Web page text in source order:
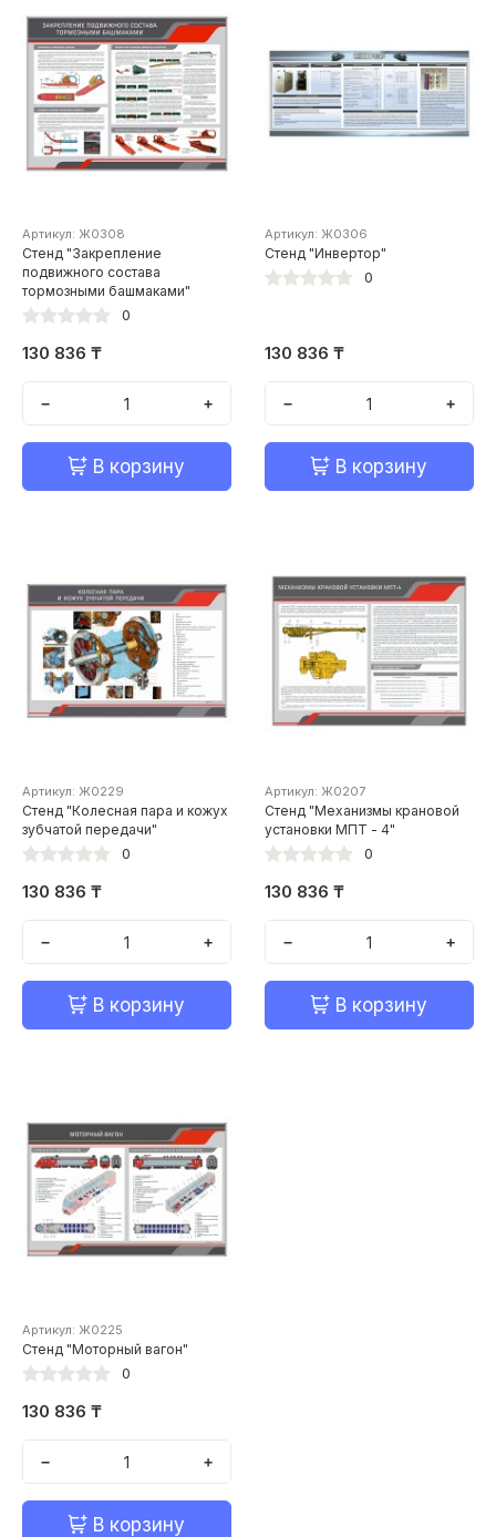
Артикул: Ж0308
Стенд "Закрепление
подвижного состава
тормозными башмаками"
0
130 836 ₸
− +
В корзину
Артикул: Ж0306
Стенд "Инвертор"
0
130 836 ₸
− +
В корзину
Артикул: Ж0229
Стенд "Колесная пара и кожух
зубчатой передачи"
0
130 836 ₸
− +
В корзину
Артикул: Ж0207
Стенд "Механизмы крановой
установки МПТ - 4"
0
130 836 ₸
− +
В корзину
Артикул: Ж0225
Стенд "Моторный вагон"
0
130 836 ₸
− +
В корзину